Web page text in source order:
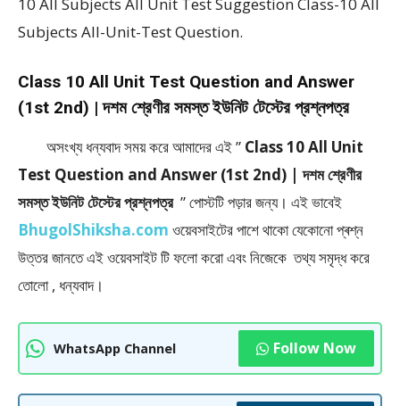
Subjects All-Unit-Test Question.
Class 10 All Unit Test Question and Answer
(1st 2nd) | দশম শ্রেণীর সমস্ত ইউনিট টেস্টের প্রশ্নপত্র
অসংখ্য ধন্যবাদ সময় করে আমাদের এই ” Class 10 All Unit
Test Question and Answer (1st 2nd) | দশম শ্রেণীর
সমস্ত ইউনিট টেস্টের প্রশ্নপত্র ” পােস্টটি পড়ার জন্য। এই ভাবেই
BhugolShiksha.com ওয়েবসাইটের পাশে থাকো যেকোনো প্ৰশ্ন
উত্তর জানতে এই ওয়েবসাইট টি ফলাে করো এবং নিজেকে তথ্য সমৃদ্ধ করে
তোলো , ধন্যবাদ।
WhatsApp Channel Follow Now